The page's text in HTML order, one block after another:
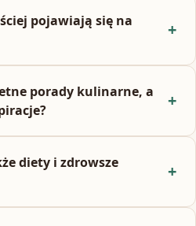
pojawiają się na
porady kulinarne, a
diety i zdrowsze